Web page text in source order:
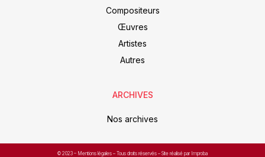
Compositeurs
Œuvres
Artistes
Autres
ARCHIVES
Nos archives
© 2023 – Mentions légales – Tous droits réservés – Site réalisé par Improba